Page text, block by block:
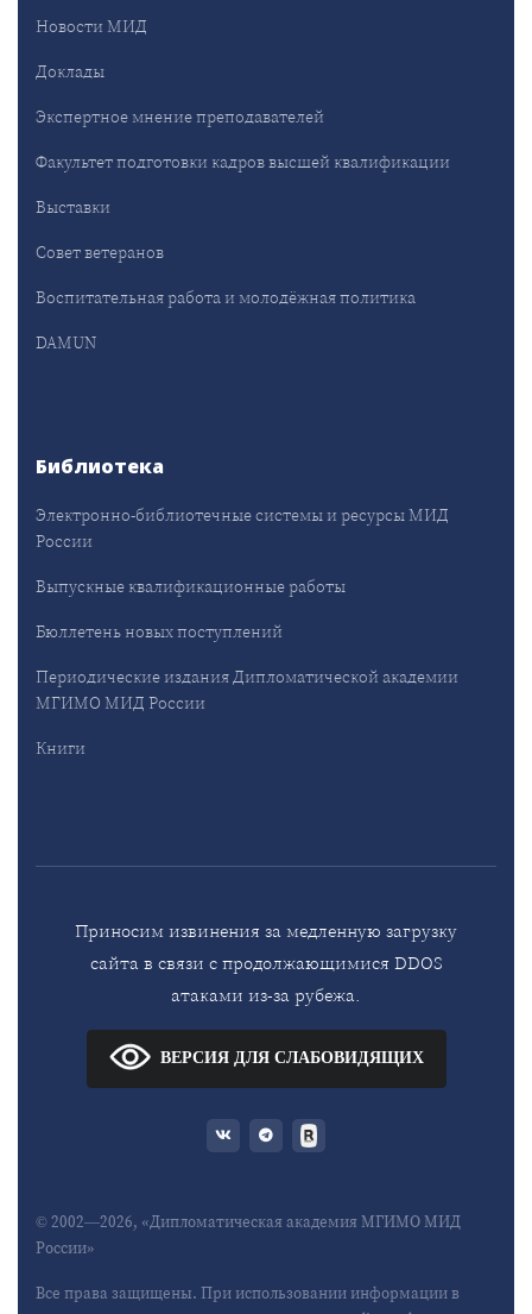
Новости МИД
Доклады
Экспертное мнение преподавателей
Факультет подготовки кадров высшей квалификации
Выставки
Совет ветеранов
Воспитательная работа и молодёжная политика
DAMUN
Библиотека
Электронно-библиотечные системы и ресурсы МИД
России
Выпускные квалификационные работы
Бюллетень новых поступлений
Периодические издания Дипломатической академии
МГИМО МИД России
Книги
Приносим извинения за медленную загрузку
сайта в связи с продолжающимися DDOS
атаками из-за рубежа.
ВЕРСИЯ ДЛЯ СЛАБОВИДЯЩИХ
© 2002—2026, «Дипломатическая академия МГИМО МИД
России»
Все права защищены. При использовании информации в